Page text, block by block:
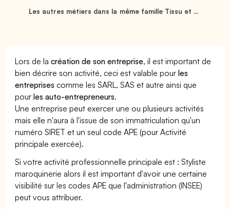
Les autres métiers dans la même famille Tissu et ...
Lors de lacréation de son entreprise, il est important de
bien décrire son activité, ceci est valable pourles
entreprises comme les SARL, SAS et autre ainsi que
pourles auto-entrepreneurs.
Une entreprise peut exercer une ou plusieurs activités
mais elle n'aura à l'issue de son immatriculation qu'un
numéro SIRET et un seul code APE (pour Activité
principale exercée).
Si votre activité professionnelle principale est : Styliste
maroquinerie alors il est important d'avoir une certaine
visibilité sur les codes APE que l'administration (INSEE)
peut vous attribuer.